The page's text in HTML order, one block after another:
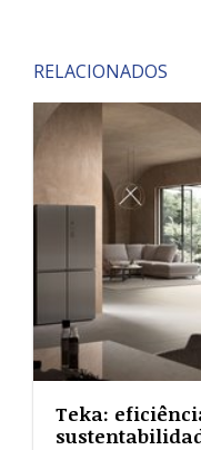
RELACIONADOS
Teka: